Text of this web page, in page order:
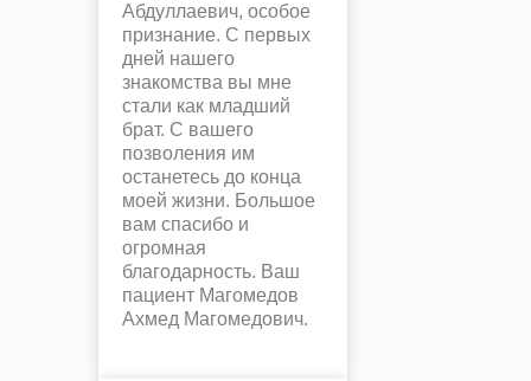
Абдуллаевич, особое
признание. С первых
дней нашего
знакомства вы мне
стали как младший
брат. С вашего
позволения им
останетесь до конца
моей жизни. Большое
вам спасибо и
огромная
благодарность. Ваш
пациент Магомедов
Ахмед Магомедович.